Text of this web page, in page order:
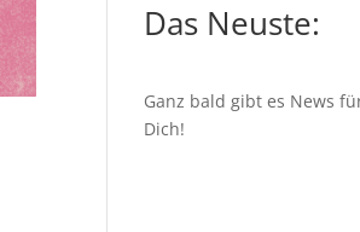
Das Neuste:
Ganz bald gibt es News
Dich!